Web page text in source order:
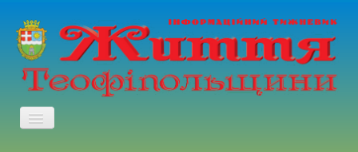
TPL_PROTOSTAR_TOGGLE_MENU